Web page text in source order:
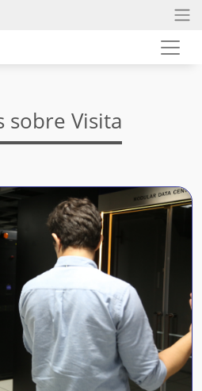
sobre Visita